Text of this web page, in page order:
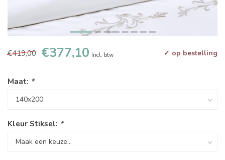
€419,00 €377,10 Incl. btw ✓ op bestelling
Maat: *
Kleur Stiksel: *